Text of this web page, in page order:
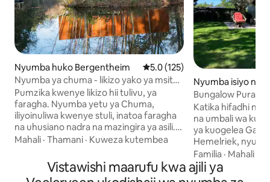
Nyumba huko Bergentheim Ukadiriaji wa wastani wa 5.0
5.0 (125)
Nyumba ya chuma - likizo yako ya msitu
kando ya ziwa
Pumzika kwenye likizo hii tulivu, ya
faragha. Nyumba yetu ya Chuma,
iliyoinuliwa kwenye stuli, inatoa faragha
na uhusiano nadra na mazingira ya asili.
Pumzika kwenye sauna kwa ajili ya
yake ya juu zaidi ya maji, eneo la kukaa
lenye jiko la mbao la 360º linakufanya
Mahali · Thamani · Kuweza kutembea
Nyumba isiyo na
ko Gasselte
Bungalow Pura
hifadhi ya asili
Katika hifadhi
na umbali wa
ya kuogelea
Hemelriek,
kisasa hivi
bustani tulivu ya
ghorofa na inatoa
Familia · Mahali
Vistawishi maarufu kwa ajili ya